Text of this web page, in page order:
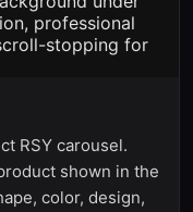
RSY carousel.
shown in the
color, design,